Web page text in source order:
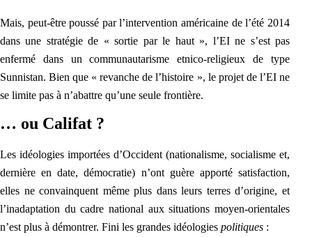
Mais, peut-être poussé par l’intervention américaine de l’été 2014
dans une stratégie de « sortie par le haut », l’EI ne s’est pas
enfermé dans un communautarisme etnico-religieux de type
Sunnistan. Bien que « revanchede l’histoire », le projet de l’EI ne
se limite pas à n’abattre qu’une seule frontière.
… ou Califat ?
Les idéologies importées d’Occident (nationalisme, socialisme et,
dernière en date, démocratie) n’ont guère apporté satisfaction,
elles ne convainquent même plus dans leurs terres d’origine, et
l’inadaptation du cadre national aux situations moyen-orientales
n’est plus à démontrer. Fini les grandes idéologies politiques :